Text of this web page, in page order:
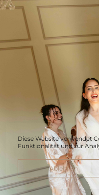
Diese Website verwendet
Funktionalität und zur
Ablehnen